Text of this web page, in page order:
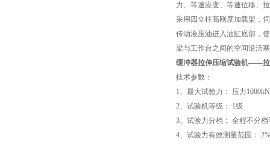
力、等速应变、等速位移、
采用四立柱高刚度加载架，
传动液压油进入油缸底部，
梁与工作台之间的空间沿活
缓冲器拉伸压缩试验机——拉
技术参数：
1、最大试验力：
压力
2、试验机等级：
1级
3、试验力分档： 全程不分
4、试验力有效测量范围：